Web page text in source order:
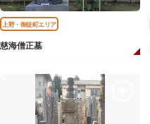
上野・御徒町エリア
慈海僧正墓